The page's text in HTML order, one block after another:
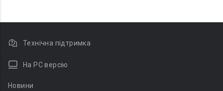
Технічна підтримка
На PC версію
Новини